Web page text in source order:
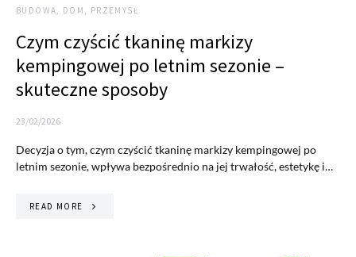
BUDOWA, DOM, PRZEMYSŁ
Czym czyścić tkaninę markizy
kempingowej po letnim sezonie –
skuteczne sposoby
23/02/2026
Decyzja o tym, czym czyścić tkaninę markizy kempingowej po
letnim sezonie, wpływa bezpośrednio na jej trwałość, estetykę i…
READ MORE